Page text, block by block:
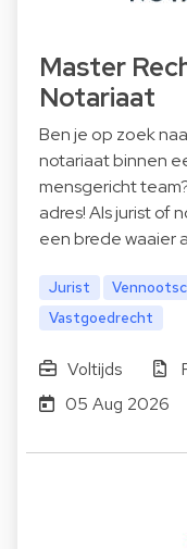
Master
Notariaat
Ben je op zoek
notariaat binnen
mensgericht
adres! Als jurist of
een brede waaier
Jurist
Vastgoedrecht
Voltijds
05 Aug 2026